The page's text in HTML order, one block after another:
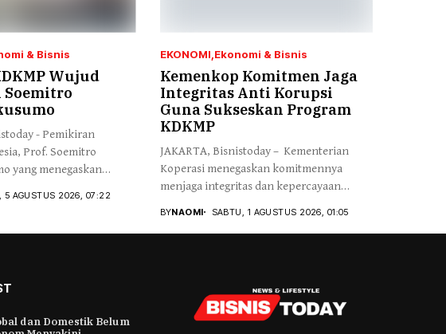
& Bisnis
Wujud
- Pemikiran
Prof. Soemitro
yang menegaskan
5 AGUSTUS 2026, 07:22
EKONOMI Ekonomi & Bisnis
Kemenkop Komitmen Jaga
Integritas Anti Korupsi
Guna Sukseskan Program
KDKMP
JAKARTA, Bisnistoday – Kementerian
Koperasi menegaskan komitmennya
menjaga integritas dan kepercayaan
BYNAOMI SABTU, 1 AGUSTUS 2026, 01:05
dan Domestik Belum